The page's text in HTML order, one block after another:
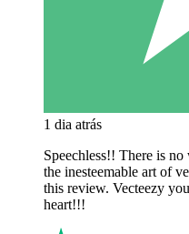
1 dia atrás
Speechless!! There is
the inesteemable art of
this review. Vecteezy
heart!!!